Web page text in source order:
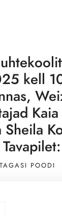
kell
Kaia
Sheila
TAGASI POODI